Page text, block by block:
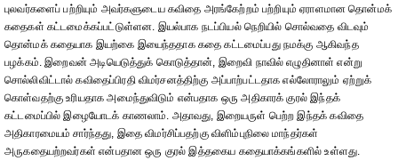
புலவர்களைப் பற்றியும் அவர்களுடைய கவிதை அரங்கேற்றம் பற்றியும் ஏராளமான தொன்மக்
கதைகள் கட்டமைக்கப்பட்டுள்ளன. இயல்பாக நடப்பியல் நெறியில் சொல்வதை விடவும்
தொன்மக் கதையாக இயற்கை இயைந்ததாக கதை கட்டமைப்பது நமக்கு ஆகிவந்த
பழக்கம். இறைவன் அடியெடுத்துக் கொடுத்தான், இறைவி நாவில் எழுதினாள் என்று
சொல்லிவிட்டால் கவிதைப்பிரதி விமர்சனத்திற்கு அப்பாற்பட்டதாக எல்லோராலும் ஏற்றுக்
கொள்வதற்கு உரியதாக அமைந்துவிடும் என்பதாக ஒரு அதிகாரக் குரல் இந்தக்
கட்டமைப்பில் இழையோடக் காணலாம். அதாவது, இறையருள் பெற்ற இந்தக் கவிதை
அதிகாரமையம் சார்ந்தது, இதை விமர்சிப்பதற்கு விளிம்புநிலை மாந்தர்கள்
அருகதையற்றவர்கள் என்பதான ஒரு குரல் இத்தகைய கதையாக்கங்களில் உள்ளது.